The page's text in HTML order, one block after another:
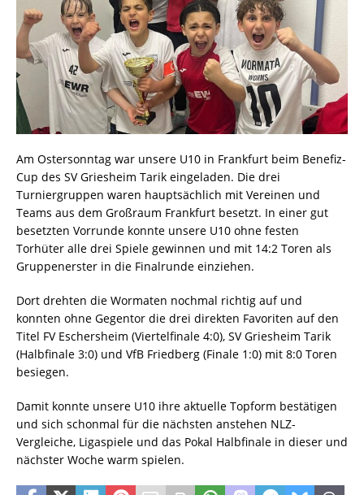
Am Ostersonntag war unsere U10 in Frankfurt beim Benefiz-
Cup des SV Griesheim Tarik eingeladen. Die drei
Turniergruppen waren hauptsächlich mit Vereinen und
Teams aus dem Großraum Frankfurt besetzt. In einer gut
besetzten Vorrunde konnte unsere U10 ohne festen
Torhüter alle drei Spiele gewinnen und mit 14:2 Toren als
Gruppenerster in die Finalrunde einziehen.
Dort drehten die Wormaten nochmal richtig auf und
konnten ohne Gegentor die drei direkten Favoriten auf den
Titel FV Eschersheim (Viertelfinale 4:0), SV Griesheim Tarik
(Halbfinale 3:0) und VfB Friedberg (Finale 1:0) mit 8:0 Toren
besiegen.
Damit konnte unsere U10 ihre aktuelle Topform bestätigen
und sich schonmal für die nächsten anstehen NLZ-
Vergleiche, Ligaspiele und das Pokal Halbfinale in dieser und
nächster Woche warm spielen.